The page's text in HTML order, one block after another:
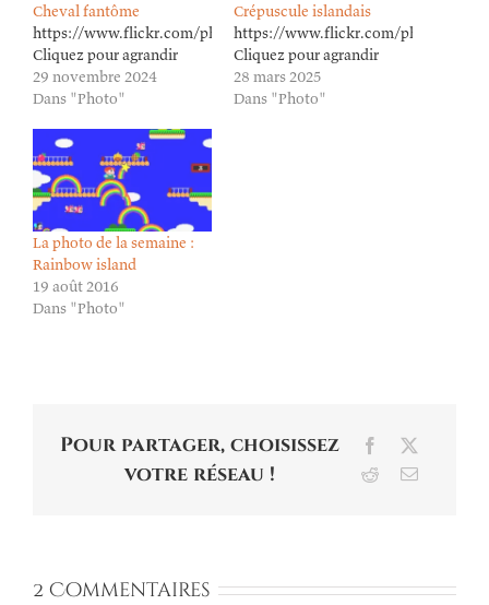
Cheval fantôme
https://www.flickr.com/photos/lioneldavoust/54154856219/in/
Cliquez pour agrandir
29 novembre 2024
Dans "Photo"
Crépuscule islandais
https://www.flickr.com/photos/
Cliquez pour agrandir
28 mars 2025
Dans "Photo"
La photo de la semaine :
Rainbow island
19 août 2016
Dans "Photo"
Pour partager, choisissez
votre réseau !
Facebook
RedditEmail
2 Commentaires